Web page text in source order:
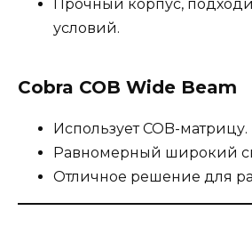
Прочный корпус,
условий.
Cobra COB Wide Beam
Использует COB-матрицу.
Равномерный широкий
Отличное решение для